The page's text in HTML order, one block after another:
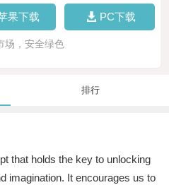
果下载 PC下载
场，安全绿色
排行
that holds the key to unlocking
imagination. It encourages us to